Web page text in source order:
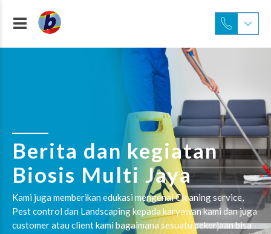
Berita dan kegiatan
Biosis Multi Jaya
Kami juga memberikan edukasi mengenai Cleaning service,
Pest control dan Landscaping kepada karyawan kami dan juga
customer atau client kami bagaimana sesuatu pekerjaan bisa